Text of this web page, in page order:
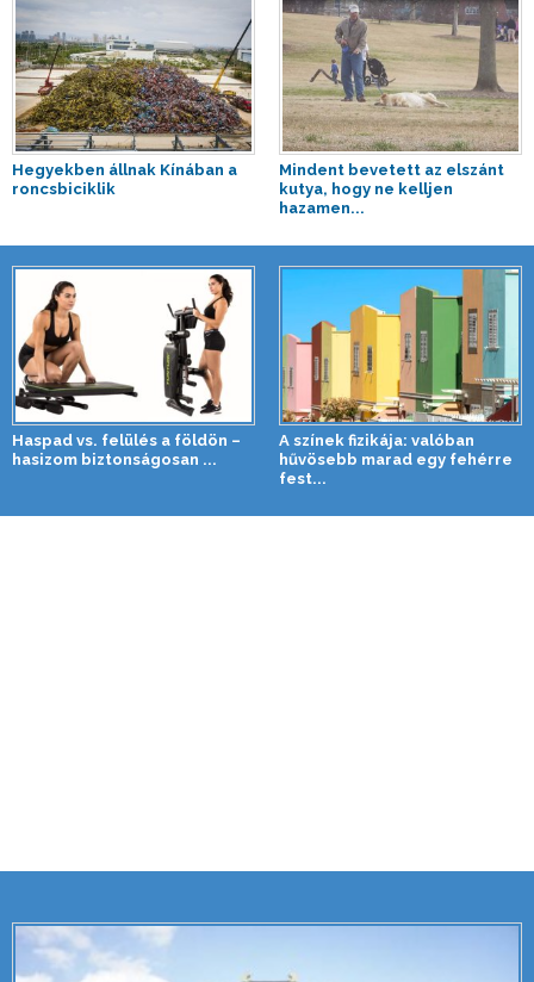
Hegyekben állnak Kínában a
roncsbiciklik
Mindent bevetett az elszánt
kutya, hogy ne kelljen
hazamen...
Haspad vs. felülés a földön –
hasizom biztonságosan ...
A színek fizikája: valóban
hűvösebb marad egy fehérre
fest...